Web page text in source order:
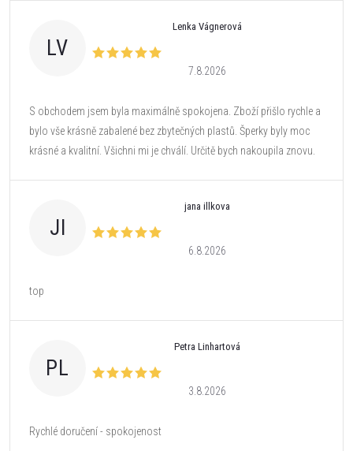
LV
Lenka Vágnerová
7.8.2026
S obchodem jsem byla maximálně spokojena. Zboží přišlo rychle a
bylo vše krásně zabalené bez zbytečných plastů. Šperky byly moc
krásné a kvalitní. Všichni mi je chválí. Určitě bych nakoupila znovu.
JI
jana illkova
6.8.2026
top
PL
Petra Linhartová
3.8.2026
Rychlé doručení - spokojenost